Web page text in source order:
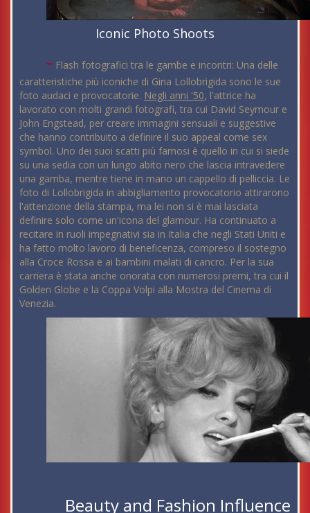
Iconic Photo Shoots
- Flash fotografici tra le gambe e incontri: Una delle
caratteristiche più iconiche di Gina Lollobrigida sono le sue
foto audaci e provocatorie. Negli anni '50, l'attrice ha
lavorato con molti grandi fotografi, tra cui David Seymour e
John Engstead, per creare immagini sensuali e suggestive
che hanno contribuito a definire il suo appeal come sex
symbol. Uno dei suoi scatti più famosi è quello in cui si siede
su una sedia con un lungo abito nero che lascia intravedere
una gamba, mentre tiene in mano un cappello di pelliccia. Le
foto di Lollobrigida in abbigliamento provocatorio attirarono
l'attenzione della stampa, ma lei non si è mai lasciata
definire solo come un'icona del glamour. Ha continuato a
recitare in ruoli impegnativi sia in Italia che negli Stati Uniti e
ha fatto molto lavoro di beneficenza, compreso il sostegno
alla Croce Rossa e ai bambini malati di cancro. Per la sua
carriera è stata anche onorata con numerosi premi, tra cui il
Golden Globe e la Coppa Volpi alla Mostra del Cinema di
Venezia.
Beauty and Fashion Influence